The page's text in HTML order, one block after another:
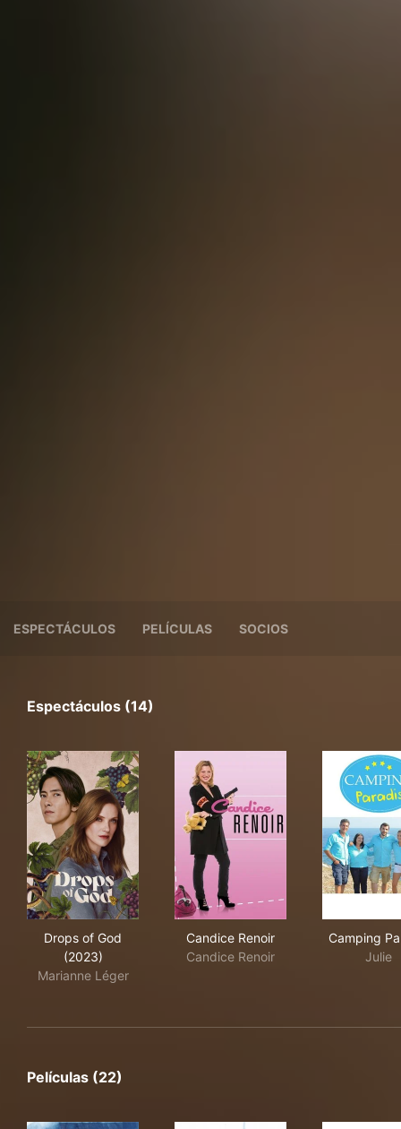
ESPECTÁCULOS PELÍCULAS SOCIOS
Espectáculos (14)
Drops of God
(2023)
Marianne Léger
Candice Renoir
Candice Renoir
Camping
Julie
Películas (22)